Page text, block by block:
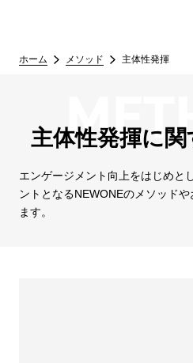
ホーム メソッド 主体性発揮
主体性発揮に
エンゲージメント向上をはじめと
ントとなるNEWONEのメソッド
ます。